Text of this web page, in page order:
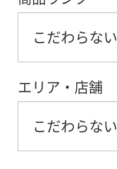
こだわらない
エリア・店舗
こだわらない